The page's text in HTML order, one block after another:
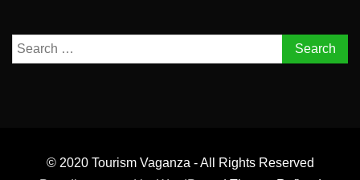
Search
for:
© 2020 Tourism Vaganza - All Rights Reserved